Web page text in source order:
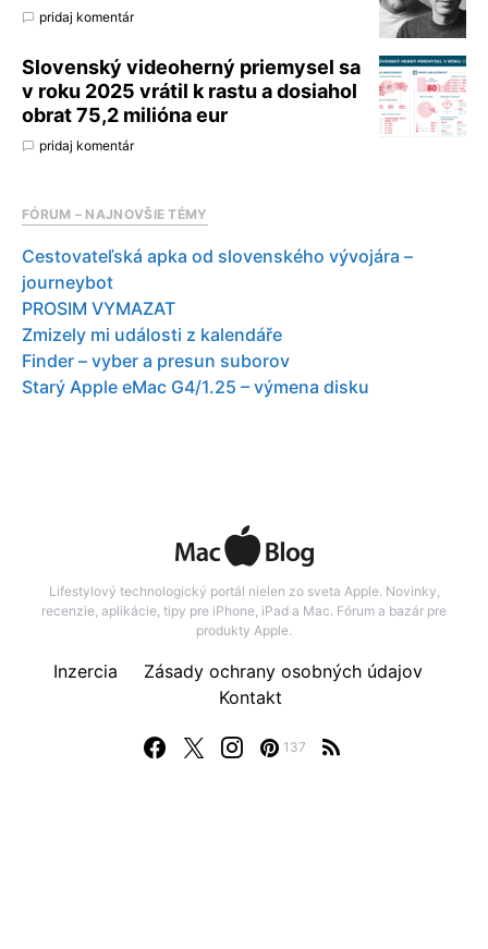
pridaj komentár
Slovenský videoherný priemysel sa
v roku 2025 vrátil k rastu a dosiahol
obrat 75,2 milióna eur
pridaj komentár
FÓRUM – NAJNOVŠIE TÉMY
Cestovateľská apka od slovenského vývojára –
journeybot
PROSIM VYMAZAT
Zmizely mi události z kalendáře
Finder – vyber a presun suborov
Starý Apple eMac G4/1.25 – výmena disku
Lifestylový technologický portál nielen zo sveta Apple. Novinky,
recenzie, aplikácie, tipy pre iPhone, iPad a Mac. Fórum a bazár pre
produkty Apple.
137
Inzercia
Zásady ochrany osobných údajov
Kontakt